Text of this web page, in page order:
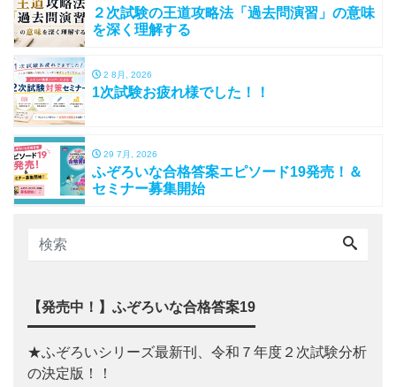
２次試験の王道攻略法「過去問演習」の意味
を深く理解する
2 8月, 2026
1次試験お疲れ様でした！！
29 7月, 2026
ふぞろいな合格答案エピソード19発売！＆
セミナー募集開始
【発売中！】ふぞろいな合格答案19
★ふぞろいシリーズ最新刊、令和７年度２次試験分析
の決定版！！